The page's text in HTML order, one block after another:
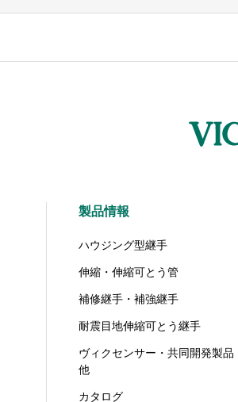
製品情報
ハウジング型継手
伸縮・伸縮可とう管
補修継手・補強継手
耐震目地伸縮可とう継手
ヴィクセンサー・共同開発製品
他
カタログ